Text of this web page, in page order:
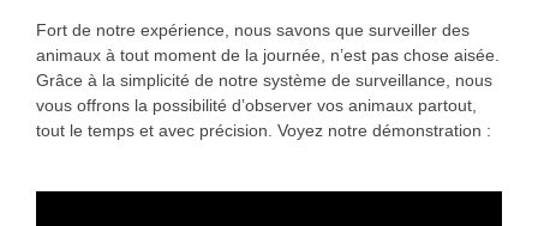
Fort de notre expérience, nous savons que surveiller des
animaux à tout moment de la journée, n’est pas chose aisée.
Grâce à la simplicité de notre système de surveillance, nous
vous offrons la possibilité d’observer vos animaux partout,
tout le temps et avec précision. Voyez notre démonstration :